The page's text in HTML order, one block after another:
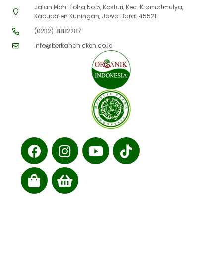
Jalan Moh. Toha No.5, Kasturi, Kec. Kramatmulya,
Kabupaten Kuningan, Jawa Barat 45521
(0232) 8882287
info@berkahchicken.co.id